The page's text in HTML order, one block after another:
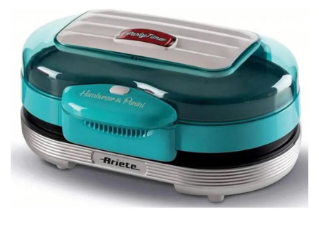
hviezdičiek.